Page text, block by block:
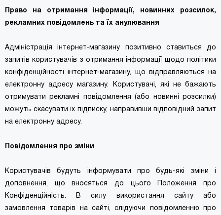
Право на отримання інформації, новинних розсилок,
рекламних повідомлень та їх анулювання
Адміністрація інтернет-магазину позитивно ставиться до
запитів користувачів з отримання інформації щодо політики
конфіденційності інтернет-магазину, що відправляються на
електронну адресу магазину. Користувачі, які не бажають
отримувати рекламні повідомлення (або новинні розсилки)
можуть скасувати їх підписку, направивши відповідний запит
на електронну адресу.
Повідомлення про зміни
Користувачів будуть інформувати про будь-які зміни і
доповнення, що вносяться до цього Положення про
Конфіденційність. В силу використання сайту або
замовлення товарів на сайті, слідуючи повідомленню про